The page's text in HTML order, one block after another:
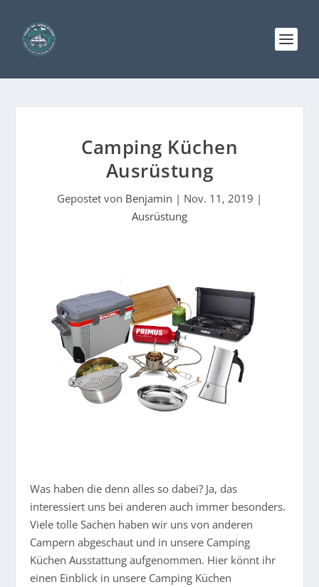
Camping Küchen
Ausrüstung
Gepostet von Benjamin | Nov. 11, 2019 |
Ausrüstung
Was haben die denn alles so dabei? Ja, das
interessiert uns bei anderen auch immer besonders.
Viele tolle Sachen haben wir uns von anderen
Campern abgeschaut und in unsere Camping
Küchen Ausstattung aufgenommen. Hier könnt ihr
einen Einblick in unsere Camping Küchen